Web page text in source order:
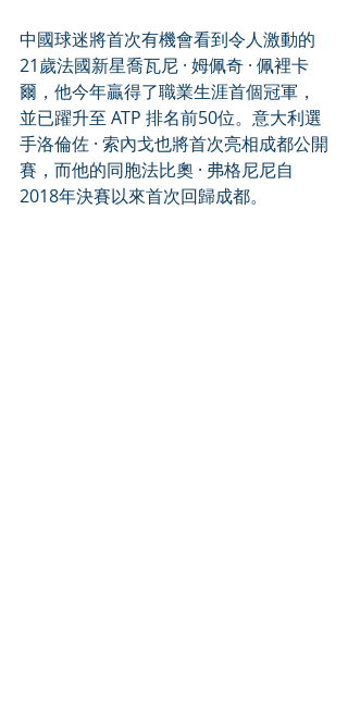
中國球迷將首次有機會看到令人激動的
21歲法國新星喬瓦尼 · 姆佩奇 · 佩裡卡
爾，他今年贏得了職業生涯首個冠軍，
並已躍升至 ATP 排名前50位。意大利選
手洛倫佐 · 索內戈也將首次亮相成都公開
賽，而他的同胞法比奧 · 弗格尼尼自
2018年決賽以來首次回歸成都。